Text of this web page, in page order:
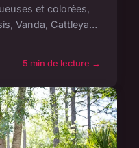
et colorées,
Vanda, Cattleya…
5 min de lecture →